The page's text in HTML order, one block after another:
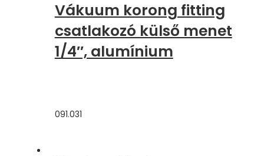
Vákuum korong fitting
csatlakozó külső menet
1/4″, alumínium
091.031